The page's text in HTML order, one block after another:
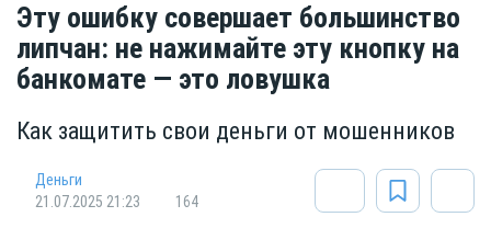
Эту ошибку совершает большинство
липчан: не нажимайте эту кнопку на
банкомате — это ловушка
Как защитить свои деньги от мошенников
Деньги
21.07.2025 21:23
164